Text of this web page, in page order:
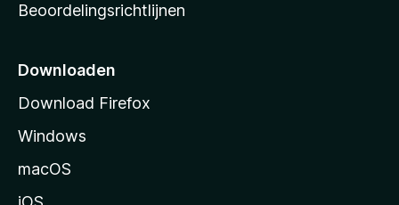
r
p
g
i
Beoordelingsrichtlijnen
Downloaden
Download Firefox
Windows
macOS